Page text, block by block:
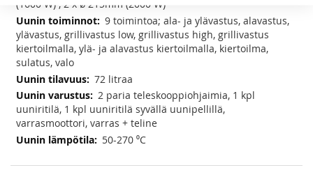
(1600 W) , 2 x ø 215mm (2000 W)
9 toimintoa; ala- ja ylävastus, alavastus,
ylävastus, grillivastus low, grillivastus high, grillivastus
kiertoilmalla, ylä- ja alavastus kiertoilmalla, kiertoilma,
sulatus, valo
72 litraa
2 paria teleskooppiohjaimia, 1 kpl
uuniritilä, 1 kpl uuniritilä syvällä uunipellillä,
varrasmoottori, varras + teline
50-270 ⁰C